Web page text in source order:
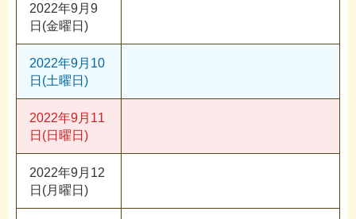
2022年9月9
日(金曜日)
2022年9月10
日(土曜日)
2022年9月11
日(日曜日)
2022年9月12
日(月曜日)